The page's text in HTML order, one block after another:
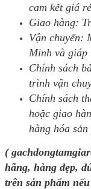
cam kết giá
Giao hàng:
Vận chuyển:
Minh và giáp
Chính sách
trình vận
Chính sách
hoặc giao
hàng hóa
(
hãng, hàng đẹp,
trên sản phẩm